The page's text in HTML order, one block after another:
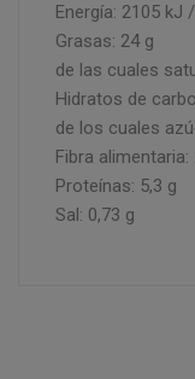
Energía: 2105 kJ
Grasas: 24 g
de las cuales
Hidratos de
de los cuales
Fibra alimentaria:
Proteínas: 5,3 g
Sal: 0,73 g